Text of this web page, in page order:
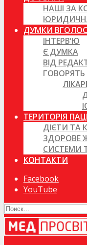
НАШІ ЗА
ДУМКИ ВГОЛОС
ІНТЕРВ’Ю
Є ДУМКА
ВІД
ГОВОРЯТЬ
ТЕРИТОРІЯ
ДІЄТИ ТА
ЗДОРОВЕ
СИСТЕМИ
КОНТАКТИ
Facebook
YouTube